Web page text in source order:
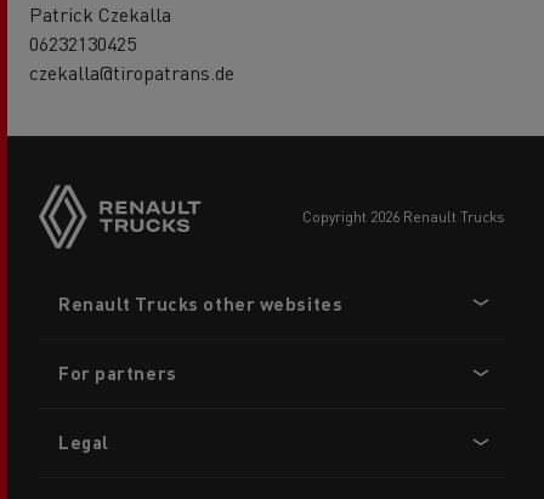
Patrick Czekalla
06232130425
czekalla@tiropatrans.de
copyright 2026 Renault Trucks
menu
Renault Trucks other websites
For partners
Legal